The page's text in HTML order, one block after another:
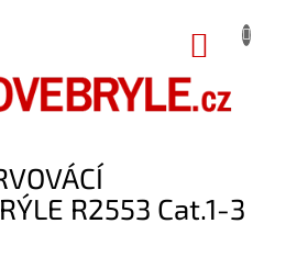
R2553 Cat.1-3